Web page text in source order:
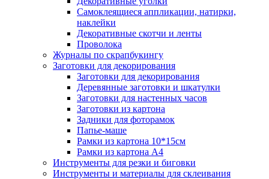
Самоклеящиеся аппликации, натирки,
наклейки
Декоративные скотчи и ленты
Проволока
Журналы по скрапбукингу
Заготовки для декорирования
Заготовки для декорирования
Деревянные заготовки и шкатулки
Заготовки для настенных часов
Заготовки из картона
Задники для фоторамок
Папье-маше
Рамки из картона 10*15см
Рамки из картона А4
Инструменты для резки и биговки
Инструменты и материалы для склеивания